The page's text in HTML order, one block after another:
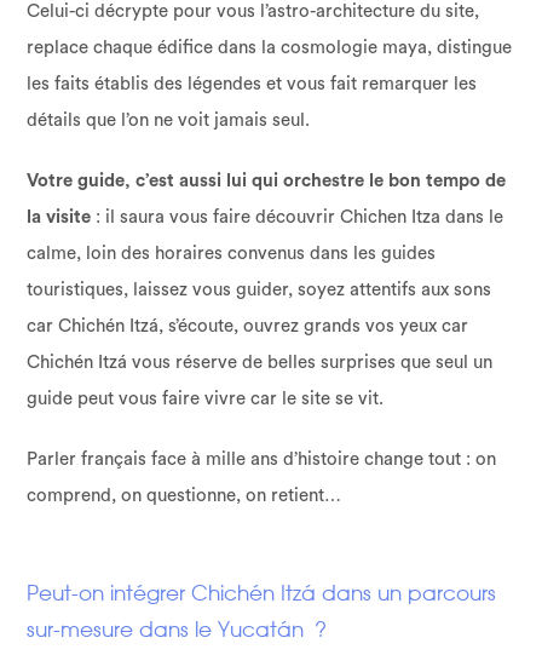
Celui-ci décrypte pour vous l’astro-architecture du site,
replace chaque édifice dans la cosmologie maya, distingue
les faits établis des légendes et vous fait remarquer les
détails que l’on ne voit jamais seul.
Votre guide, c’est aussi lui qui orchestre le bon tempo de
la visite : il saura vous faire découvrir Chichen Itza dans le
calme, loin des horaires convenus dans les guides
touristiques, laissez vous guider, soyez attentifs aux sons
car Chichén Itzá, s’écoute, ouvrez grands vos yeux car
Chichén Itzá vous réserve de belles surprises que seul un
guide peut vous faire vivre car le site se vit.
Parler français face à mille ans d’histoire change tout : on
comprend, on questionne, on retient…
Peut-on intégrer Chichén Itzá dans un parcours
sur-mesure dans le Yucatán ?